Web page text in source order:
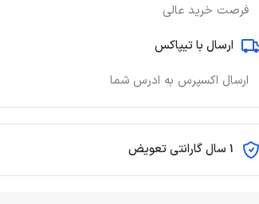
فرصت خرید عالی
ارسال با تیپاکس
ارسال اکسپرس به ادرس شما
1 سال گارانتی تعویض